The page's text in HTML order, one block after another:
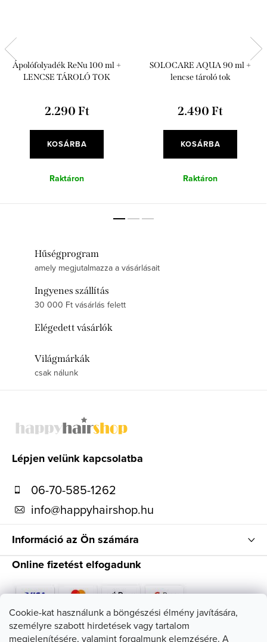
Cookie-kat használunk a böngészési élmény javítására,
személyre szabott hirdetések vagy tartalom
megjelenítésére, valamint forgalmunk elemzésére. A
Ápolófolyadék ReNu 100 ml +
LENCSE TÁROLÓ TOK
2.290 Ft
KOSÁRBA
Raktáron
SOLOCARE AQUA 90 ml +
lencse tároló tok
2.490 Ft
KOSÁRBA
Raktáron
Hűségprogram
amely megjutalmazza a vásárlásait
Ingyenes szállítás
30 000 Ft vásárlás felett
Elégedett vásárlók
Világmárkák
csak nálunk
Lépjen velünk kapcsolatba
06-70-585-1262
info@happyhairshop.hu
Információ az Ön számára
Online fizetést elfogadunk